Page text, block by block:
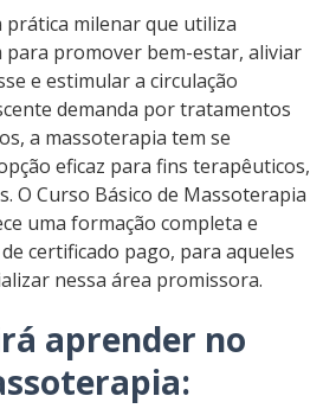
prática milenar que utiliza
para promover bem-estar, aliviar
e estimular a circulação
demanda por tratamentos
a massoterapia tem se
eficaz para fins terapêuticos,
O Curso Básico de Massoterapia
uma formação completa e
certificado pago, para aqueles
nessa área promissora.
aprender no